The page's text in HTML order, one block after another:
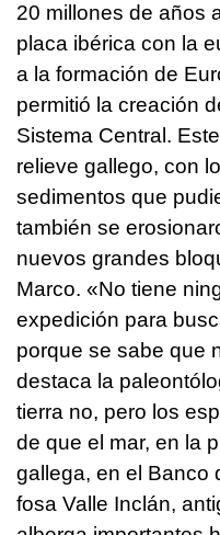
20 millones de años
placa ibérica con la
a la formación de
permitió la creación
Sistema Central.
relieve gallego, con
sedimentos que
también se
nuevos grandes
Marco. «No tiene
expedición para
porque se sabe que
destaca la
tierra no, pero los
de que el mar, en la
gallega, en el Banco
fosa Valle Inclán,